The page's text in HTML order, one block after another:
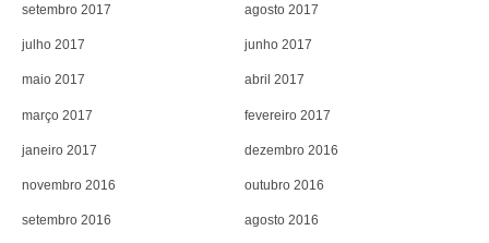
setembro 2017 agosto 2017
julho 2017 junho 2017
maio 2017 abril 2017
março 2017 fevereiro 2017
janeiro 2017 dezembro 2016
novembro 2016 outubro 2016
setembro 2016 agosto 2016